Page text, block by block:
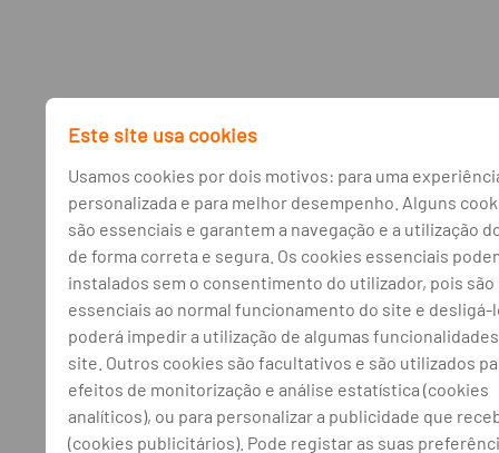
Este site usa cookies
Usamos cookies por dois motivos: para uma
personalizada e para melhor desempenho. Alguns
são essenciais e garantem a navegação e a utilização
de forma correta e segura. Os cookies essenciais
instalados sem o consentimento do utilizador, pois são
essenciais ao normal funcionamento do site e desligá-
poderá impedir a utilização de algumas
site. Outros cookies são facultativos e são utilizados
efeitos de monitorização e análise estatística (cookies
analíticos), ou para personalizar a publicidade que
(cookies publicitários). Pode registar as suas